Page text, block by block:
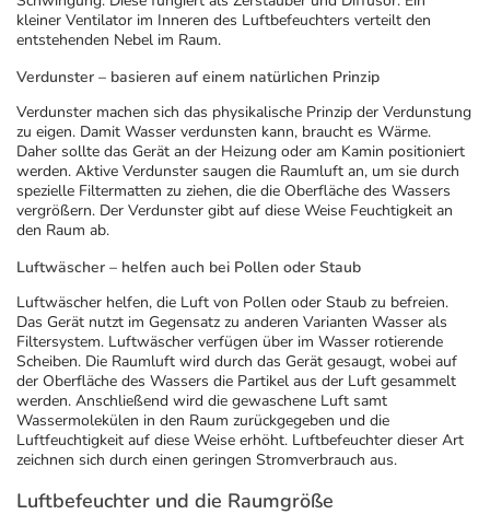
kleiner Ventilator im Inneren des Luftbefeuchters verteilt den
entstehenden Nebel im Raum.
Verdunster – basieren auf einem natürlichen Prinzip
Verdunster machen sich das physikalische Prinzip der Verdunstung
zu eigen. Damit Wasser verdunsten kann, braucht es Wärme.
Daher sollte das Gerät an der Heizung oder am Kamin positioniert
werden. Aktive Verdunster saugen die Raumluft an, um sie durch
spezielle Filtermatten zu ziehen, die die Oberfläche des Wassers
vergrößern. Der Verdunster gibt auf diese Weise Feuchtigkeit an
den Raum ab.
Luftwäscher – helfen auch bei Pollen oder Staub
Luftwäscher helfen, die Luft von Pollen oder Staub zu befreien.
Das Gerät nutzt im Gegensatz zu anderen Varianten Wasser als
Filtersystem. Luftwäscher verfügen über im Wasser rotierende
Scheiben. Die Raumluft wird durch das Gerät gesaugt, wobei auf
der Oberfläche des Wassers die Partikel aus der Luft gesammelt
werden. Anschließend wird die gewaschene Luft samt
Wassermolekülen in den Raum zurückgegeben und die
Luftfeuchtigkeit auf diese Weise erhöht. Luftbefeuchter dieser Art
zeichnen sich durch einen geringen Stromverbrauch aus.
Luftbefeuchter und die Raumgröße